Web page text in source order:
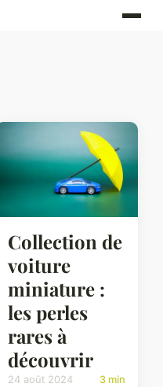
Collection de
voiture
miniature :
les perles
rares à
découvrir
24 août 2024 3 min